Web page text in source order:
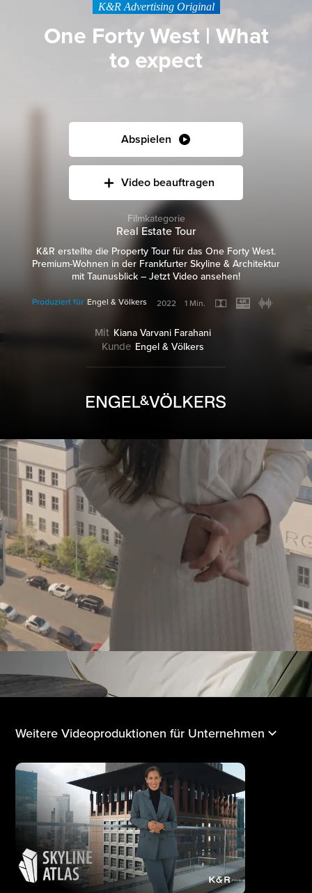
K&R Advertising Original
One Forty West | What
to expect
Abspielen
Video beauftragen
Filmkategorie
Real Estate Tour
K&R erstellte die Property Tour für das One Forty West.
Premium-Wohnen in der Frankfurter Skyline & Architektur
mit Taunusblick – Jetzt Video ansehen!
Produziert für Engel & Völkers 2022 1 Min.
Mit Kiana Varvani Farahani
Kunde Engel & Völkers
Weitere Videoproduktionen für Unternehmen